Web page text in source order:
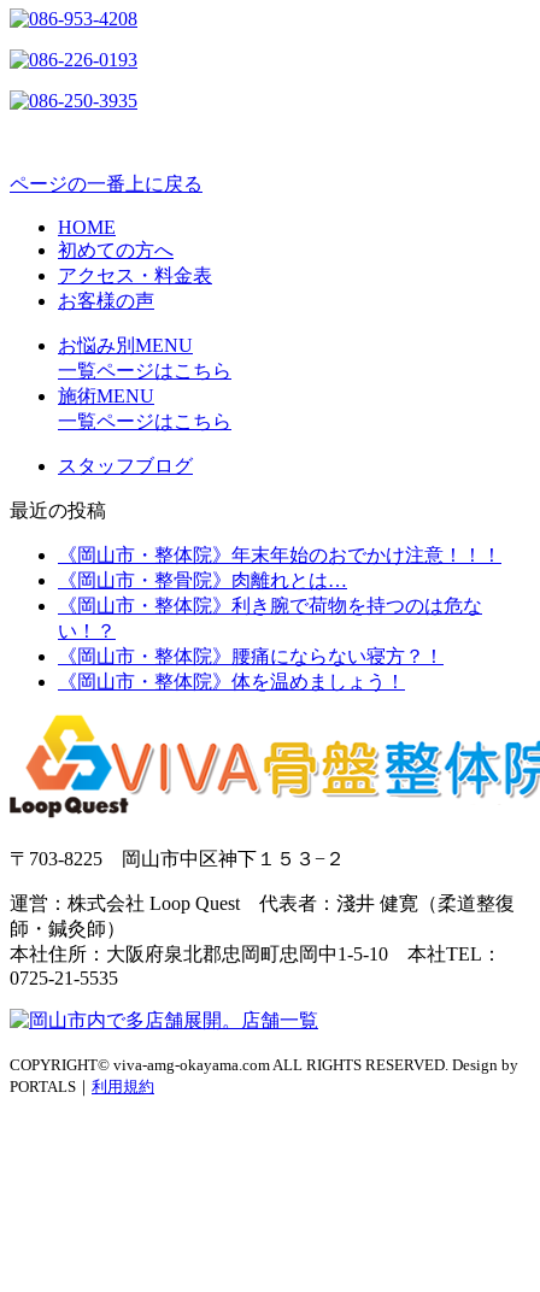
ページの一番上に戻る
HOME
初めての方へ
アクセス・料金表
お客様の声
お悩み別MENU
一覧ページはこちら
施術MENU
一覧ページはこちら
スタッフブログ
最近の投稿
《岡山市・整体院》年末年始のおでかけ注意！！！
《岡山市・整骨院》肉離れとは…
《岡山市・整体院》利き腕で荷物を持つのは危な
い！？
《岡山市・整体院》腰痛にならない寝方？！
《岡山市・整体院》体を温めましょう！
〒703-8225 岡山市中区神下１５３−２
運営：株式会社 Loop Quest 代表者：淺井 健寛（柔道整復
師・鍼灸師）
本社住所：大阪府泉北郡忠岡町忠岡中1-5-10 本社TEL：
0725-21-5535
COPYRIGHT© viva-amg-okayama.com ALL RIGHTS RESERVED. Design by
PORTALS｜ 利用規約